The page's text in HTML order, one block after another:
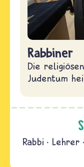
Rabbiner
Die
Judentum
Rabbi Lehrer